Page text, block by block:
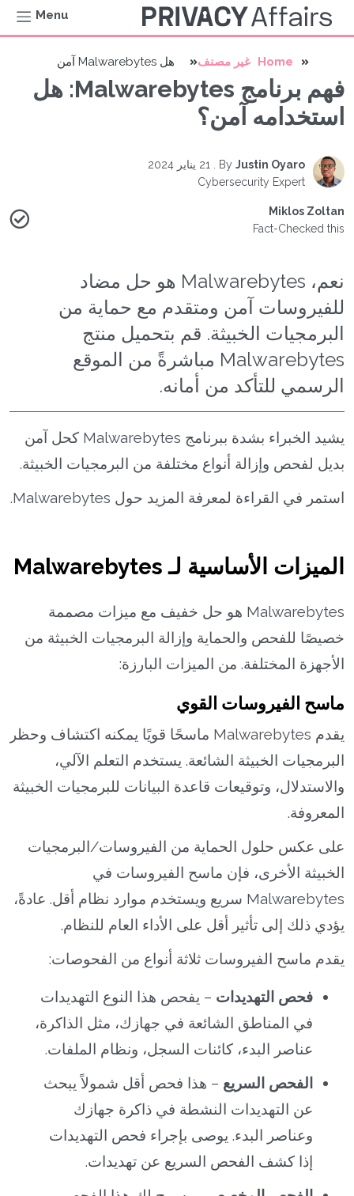
Menu
Home غير مصنف هل Malwarebytes آمن
فهم برنامج Malwarebytes: هل
استخدامه آمن؟
By Justin Oyaro
21 يناير 2024
Cybersecurity Expert
Miklos Zoltan
Fact-Checked this
نعم، Malwarebytes هو حل مضاد
للفيروسات آمن ومتقدم مع حماية من
البرمجيات الخبيثة. قم بتحميل منتج
Malwarebytes مباشرةً من الموقع
الرسمي للتأكد من أمانه.
يشيد الخبراء بشدة ببرنامج Malwarebytes كحل آمن
بديل لفحص وإزالة أنواع مختلفة من البرمجيات الخبيثة.
استمر في القراءة لمعرفة المزيد حول Malwarebytes.
الميزات الأساسية لـ Malwarebytes
Malwarebytes هو حل خفيف مع ميزات مصممة
خصيصًا للفحص والحماية وإزالة البرمجيات الخبيثة من
الأجهزة المختلفة. من الميزات البارزة:
ماسح الفيروسات القوي
يقدم Malwarebytes ماسحًا قويًا يمكنه اكتشاف وحظر
البرمجيات الخبيثة الشائعة. يستخدم التعلم الآلي،
والاستدلال، وتوقيعات قاعدة البيانات للبرمجيات الخبيثة
المعروفة.
على عكس حلول الحماية من الفيروسات/البرمجيات
الخبيثة الأخرى، فإن ماسح الفيروسات في
Malwarebytes سريع ويستخدم موارد نظام أقل. عادةً،
يؤدي ذلك إلى تأثير أقل على الأداء العام للنظام.
يقدم ماسح الفيروسات ثلاثة أنواع من الفحوصات:
فحص التهديدات – يفحص هذا النوع التهديدات
في المناطق الشائعة في جهازك، مثل الذاكرة،
عناصر البدء، كائنات السجل، ونظام الملفات.
الفحص السريع – هذا فحص أقل شمولاً يبحث
عن التهديدات النشطة في ذاكرة جهازك
وعناصر البدء. يوصى بإجراء فحص التهديدات
إذا كشف الفحص السريع عن تهديدات.